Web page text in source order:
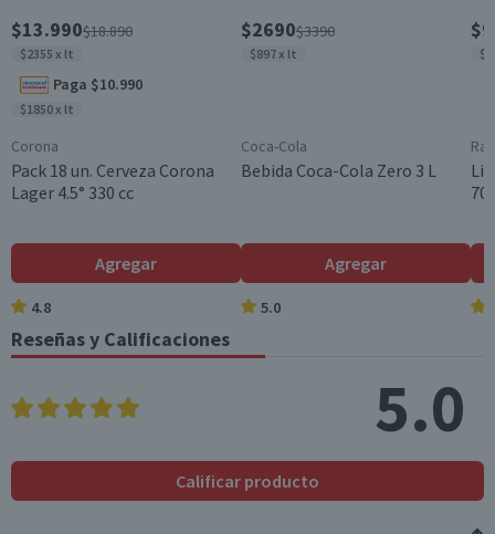
Viña Casas Patronales
Maridaje
Carnes rojas
Almacenar en un lugar fresco, seco y oscuro. Entre 12°C y
18°C.
750 cc
Cantidad
1 un.
Cepa
Carménère
Denominación de Origen
Envase
Formato
$13.990$18.890
$2355 x lt
Paga $10.990
$1850 x lt
Corona
Pack 18 un. Cerveza Corona
Lager 4.5° 330 cc
Agregar
4.8
$2690$3390
$897 x lt
Coca-Cola
Bebida Coca-Cola Zero 3 L
Agregar
5.0
Reseñas y Calificaciones
5.0
Calificar producto